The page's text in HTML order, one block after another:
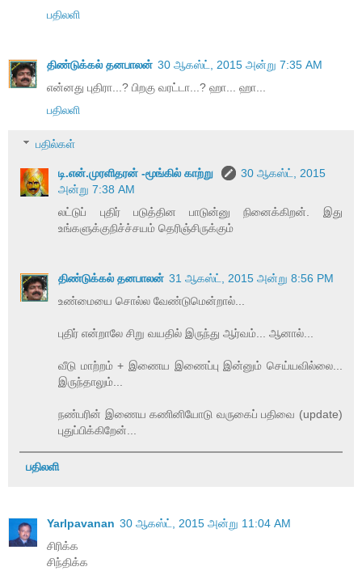
பதிலளி
திண்டுக்கல் தனபாலன் 30 ஆகஸ்ட், 2015 அன்று 7:35 AM
என்னது புதிரா...? பிறகு வரட்டா...? ஹா... ஹா...
பதிலளி
பதில்கள்
டி.என்.முரளிதரன் -மூங்கில் காற்று
30 ஆகஸ்ட், 2015
அன்று 7:38 AM
லட்டுப் புதிர் படுத்தின பாடுன்னு நினைக்கிறன். இது
உங்களுக்குநிச்ச்சயம் தெரிஞ்சிருக்கும்
திண்டுக்கல் தனபாலன் 31 ஆகஸ்ட், 2015 அன்று 8:56 PM
உண்மையை சொல்ல வேண்டுமென்றால்...
புதிர் என்றாலே சிறு வயதில் இருந்து ஆர்வம்... ஆனால்...
வீடு மாற்றம் + இணைய இணைப்பு இன்னும் செய்யவில்லை...
இருந்தாலும்...
நண்பரின் இணைய கணினியோடு வருகைப் பதிவை (update)
புதுப்பிக்கிறேன்...
பதிலளி
Yarlpavanan 30 ஆகஸ்ட், 2015 அன்று 11:04 AM
சிரிக்க
சிந்திக்க